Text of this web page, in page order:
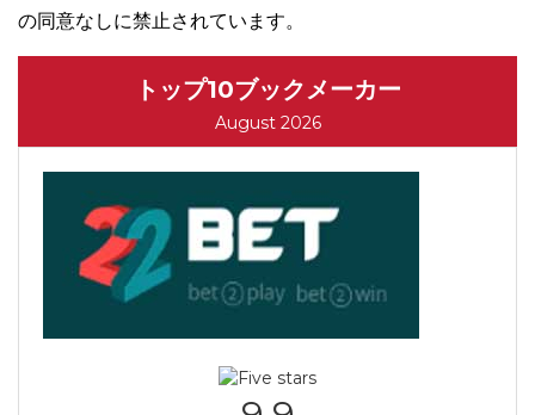
の同意なしに禁止されています。
トップ10ブックメーカー
August 2026